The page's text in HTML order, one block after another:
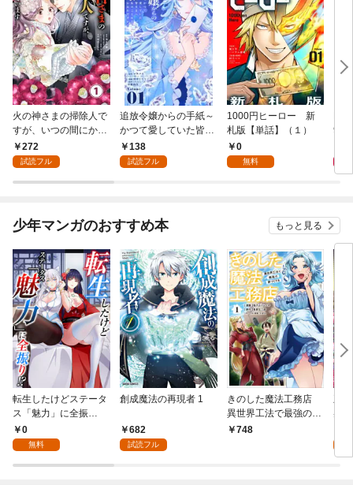
火の神さまの掃除人で
すが、いつの間にか花
嫁として溺愛されてい
ます【単話】（１）
272
試読フル
追放令嬢からの手紙～
かつて愛していた皆さ
まへ 私のことなどお忘
れですか？～【単話】
138
試読フル
1000円ヒーロー 新
札版【単話】（１）
0
無料
9.5
少年マンガのおすすめ本 もっと見る
転生したけどステータ
ス「魅力」に全振
り！？(1)
0
無料
創成魔法の再現者 1
682
試読フル
きのした魔法工務店
異世界工法で最強の家
づくりを（コミック）
748
兆
る